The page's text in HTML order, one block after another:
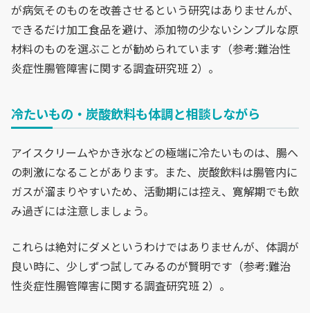
が病気そのものを改善させるという研究はありませんが、
できるだけ加工食品を避け、添加物の少ないシンプルな原
材料のものを選ぶことが勧められています（参考:難治性
炎症性腸管障害に関する調査研究班 2）。
冷たいもの・炭酸飲料も体調と相談しながら
アイスクリームやかき氷などの極端に冷たいものは、腸へ
の刺激になることがあります。また、炭酸飲料は腸管内に
ガスが溜まりやすいため、活動期には控え、寛解期でも飲
み過ぎには注意しましょう。
これらは絶対にダメというわけではありませんが、体調が
良い時に、少しずつ試してみるのが賢明です（参考:難治
性炎症性腸管障害に関する調査研究班 2）。